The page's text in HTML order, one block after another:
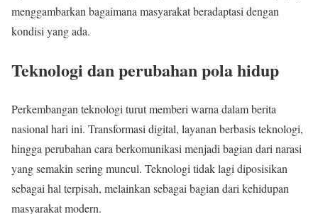
menggambarkan bagaimana masyarakat beradaptasi dengan
kondisi yang ada.
Teknologi dan perubahan pola hidup
Perkembangan teknologi turut memberi warna dalam berita
nasional hari ini. Transformasi digital, layanan berbasis teknologi,
hingga perubahan cara berkomunikasi menjadi bagian dari narasi
yang semakin sering muncul. Teknologi tidak lagi diposisikan
sebagai hal terpisah, melainkan sebagai bagian dari kehidupan
masyarakat modern.